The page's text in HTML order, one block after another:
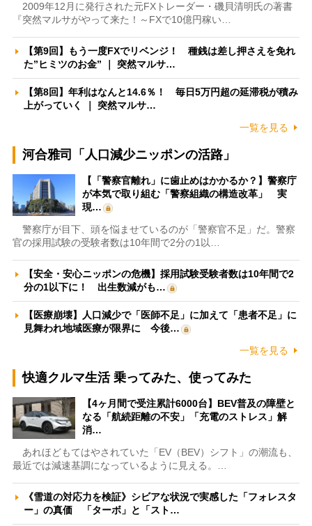
2009年12月に発行された元FXトレーダー・磯貝清明氏の著書
『突然マルサがやって来た！～FXで10億円稼い…
【第9回】もう一度FXでリベンジ！ 種銭は差し押さえを免れ
た”ヒミツのお金” ｜ 突然マルサ…
【第8回】年利はなんと14.6％！ 毎日5万円超の延滞税が積み
上がっていく ｜ 突然マルサ…
一覧を見る
河合雅司「人口減少ニッポンの活路」
【「警察官離れ」に歯止めはかかるか？】警察庁
が本気で取り組む「警察組織の構造改革」 実
現…
警察庁が目下、頭を悩ませているのが「警察官不足」だ。警察
官の採用試験の受験者数は10年間で2分の1以…
【安全・安心ニッポンの危機】採用試験受験者数は10年間で2
分の1以下に！ 出生数減がも…
【医療崩壊】人口減少で「医師不足」に加えて「患者不足」に
見舞われ地域医療が限界に 今後…
一覧を見る
快適クルマ生活 乗ってみた、使ってみた
【4ヶ月間で受注累計6000台】BEV普及の障壁と
なる「航続距離の不安」「充電のストレス」解
消…
あれほどもてはやされていた「EV（BEV）シフト」の潮流も、
最近では減速基調になっているように見える。…
《雪道の対応力を検証》シビアな状況で実感した「フォレスタ
ー」の真価 「ターボ」と「スト…